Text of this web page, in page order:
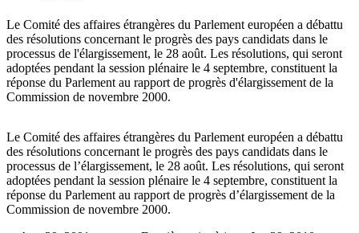
Le Comité des affaires étrangères du Parlement européen a débattu
des résolutions concernant le progrès des pays candidats dans le
processus de l'élargissement, le 28 août. Les résolutions, qui seront
adoptées pendant la session plénaire le 4 septembre, constituent la
réponse du Parlement au rapport de progrès d'élargissement de la
Commission de novembre 2000.
Le Comité des affaires étrangères du Parlement européen a débattu
des résolutions concernant le progrès des pays candidats dans le
processus de l’élargissement, le 28 août. Les résolutions, qui seront
adoptées pendant la session plénaire le 4 septembre, constituent la
réponse du Parlement au rapport de progrès d’élargissement de la
Commission de novembre 2000.